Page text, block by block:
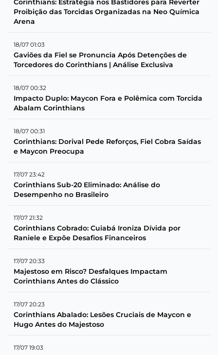
Proibição das Torcidas Organizadas na Neo Química
Arena
18/07 01:03
Gaviões da Fiel se Pronuncia Após Detenções de
Torcedores do Corinthians | Análise Exclusiva
18/07 00:32
Impacto Duplo: Maycon Fora e Polêmica com Torcida
Abalam Corinthians
18/07 00:31
Corinthians: Dorival Pede Reforços, Fiel Cobra Saídas
e Maycon Preocupa
17/07 23:42
Corinthians Sub-20 Eliminado: Análise do
Desempenho no Brasileiro
17/07 21:32
Corinthians Cobrado: Cuiabá Ironiza Dívida por
Raniele e Expõe Desafios Financeiros
17/07 20:33
Majestoso em Risco? Desfalques Impactam
Corinthians Antes do Clássico
17/07 20:23
Corinthians Abalado: Lesões Cruciais de Maycon e
Hugo Antes do Majestoso
17/07 19:03